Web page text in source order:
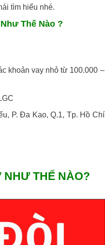
tìm hiểu nhé.
Thế Nào ?
khoản vay nhỏ từ 100.000 –
P. Đa Kao, Q.1, Tp. Hồ Chí
THẾ NÀO?